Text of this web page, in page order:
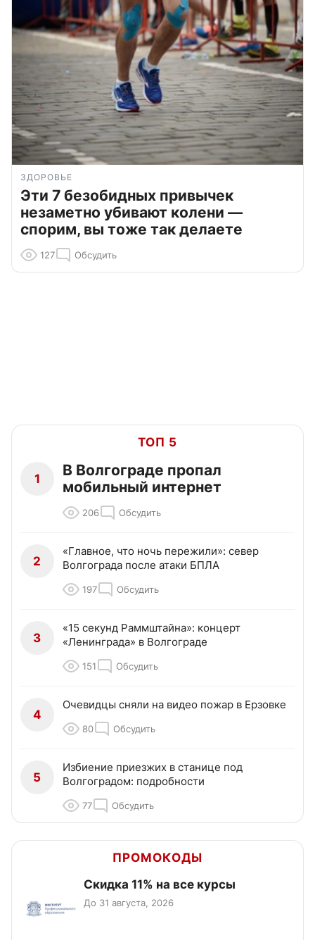
ЗДОРОВЬЕ
Эти 7 безобидных привычек
незаметно убивают колени —
спорим, вы тоже так делаете
127 Обсудить
ТОП 5
1
В Волгограде пропал
мобильный интернет
206 Обсудить
2
«Главное, что ночь пережили»: север
Волгограда после атаки БПЛА
197 Обсудить
3
«15 секунд Раммштайна»: концерт
«Ленинграда» в Волгограде
151 Обсудить
4
Очевидцы сняли на видео пожар в Ерзовке
80 Обсудить
5
Избиение приезжих в станице под
Волгоградом: подробности
77 Обсудить
ПРОМОКОДЫ
Скидка 11% на все курсы
До 31 августа, 2026